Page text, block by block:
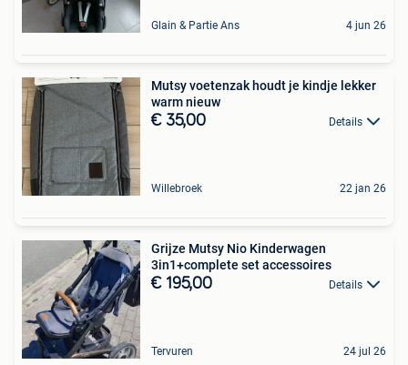
Glain & Partie Ans 4 jun 26
Mutsy voetenzak houdt je kindje lekker
warm nieuw
€ 35,00 Details
Willebroek 22 jan 26
Grijze Mutsy Nio Kinderwagen
3in1+complete set accessoires
€ 195,00 Details
Tervuren 24 jul 26